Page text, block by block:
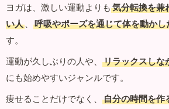
ヨガは、激しい運動よりも 気分転換を兼
い人 、 呼吸やポーズを通じて体を動かし
す。
運動が久しぶりの人や、
リラックスしな
にも始めやすいジャンルです。
痩せることだけでなく、
自分の時間を作